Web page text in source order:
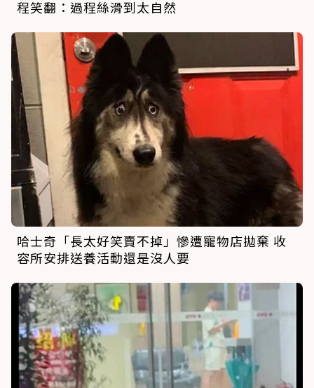
程笑翻：過程絲滑到太自然
哈士奇「長太好笑賣不掉」慘遭寵物店拋棄 收
容所安排送養活動還是沒人要